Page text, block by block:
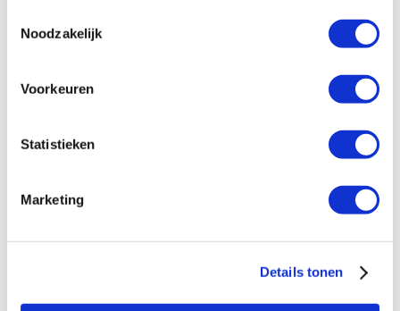
Noodzakelijk
Voorkeuren
Statistieken
Marketing
Details tonen
Free to be Me
in Latijns-Amerika